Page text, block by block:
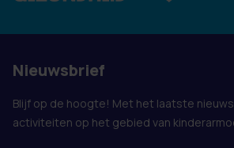
Nieuwsbrief
Blijf op de hoogte! Met het laatste
activiteiten op het gebied van